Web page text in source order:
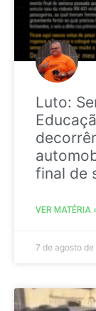
Luto:
final de
VER MATÉRIA
7 de agosto